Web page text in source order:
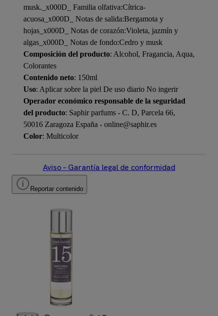
musk._x000D_ Familia olfativa:Cítrica-
acuosa_x000D_ Notas de salida:Bergamota y
hojas_x000D_ Notas de corazón:Violeta, jazmín y
algas_x000D_ Notas de fondo:Cedro y musk
Composición del producto: Alcohol, Fragancia, Aqua,
Colorantes
Contenido neto: 150ml
Uso: Aplicar sobre la piel De uso diario No ingerir
Operador económico responsable de la seguridad
del producto: Saphir parfums - C. D, Parcela 66,
50016 Zaragoza España - online@saphir.es
Color: Multicolor
Aviso – Garantía legal de conformidad
Reportar contenido